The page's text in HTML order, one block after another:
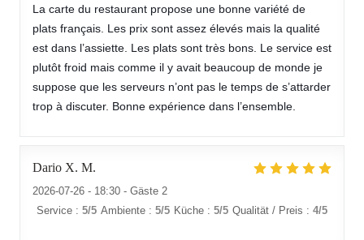
La carte du restaurant propose une bonne variété de
plats français. Les prix sont assez élevés mais la qualité
est dans l’assiette. Les plats sont très bons. Le service est
plutôt froid mais comme il y avait beaucoup de monde je
suppose que les serveurs n’ont pas le temps de s’attarder
trop à discuter. Bonne expérience dans l’ensemble.
Dario X. M
2026-07-26 - 18:30 - Gäste 2
Service : 5/5 Ambiente : 5/5 Küche : 5/5 Qualität / Preis : 4/5